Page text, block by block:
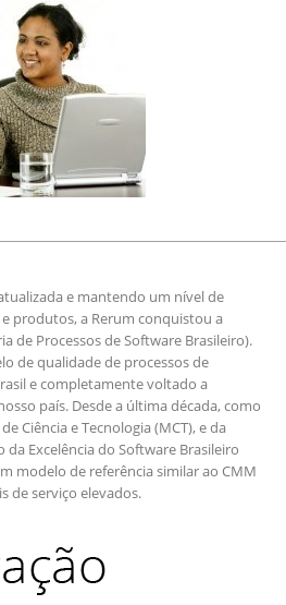
e mantendo um nível de
produtos, a Rerum conquistou a
de Processos de Software Brasileiro).
de qualidade de processos de
e completamente voltado a
país. Desde a última década, como
Ciência e Tecnologia (MCT), e da
da Excelência do Software Brasileiro
modelo de referência similar ao CMM
de serviço elevados.